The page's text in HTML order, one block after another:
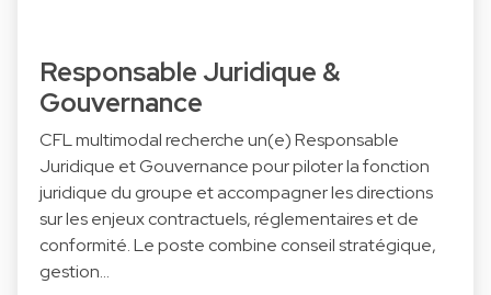
Responsable Juridique &
Gouvernance
CFL multimodal recherche un(e) Responsable
Juridique et Gouvernance pour piloter la fonction
juridique du groupe et accompagner les directions
sur les enjeux contractuels, réglementaires et de
conformité. Le poste combine conseil stratégique,
gestion…